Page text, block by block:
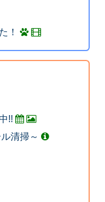
！
!!
清掃～